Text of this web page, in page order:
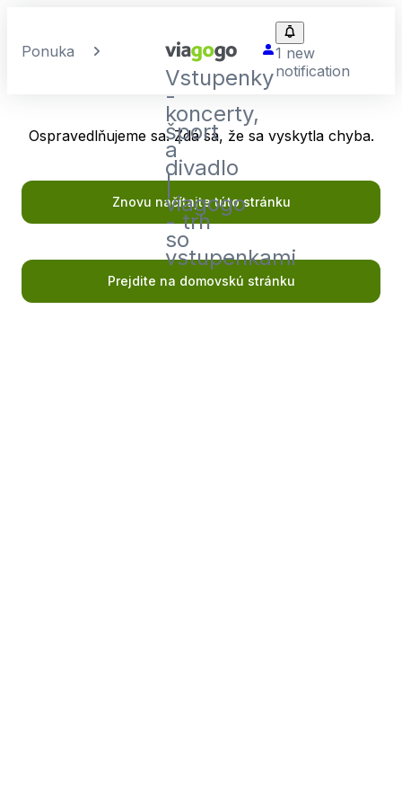
Ponuka
Vstupenky
-
koncerty,
šport
a
divadlo
|
viagogo
- trh
so
vstupenkami
1 new
notification
Ospravedlňujeme sa. Zdá sa, že sa vyskytla chyba.
Znovu načítajte túto stránku
Prejdite na domovskú stránku